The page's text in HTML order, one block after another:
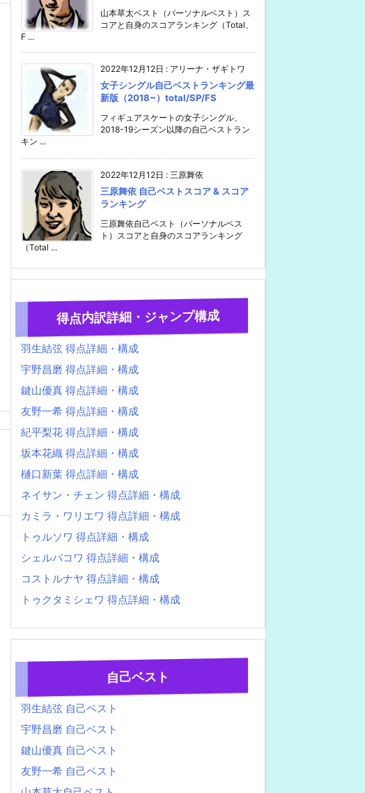
山本草太ベスト（パーソナルベスト）ス
コアと自身のスコアランキング（Total、
F ...
2022年12月12日 : アリーナ・ザギトワ
女子シングル自己ベストランキング最
新版（2018~）total/SP/FS
フィギュアスケートの女子シングル、
2018-19シーズン以降の自己ベストラン
キン ...
2022年12月12日 : 三原舞依
三原舞依 自己ベストスコア & スコア
ランキング
三原舞依自己ベスト（パーソナルベス
ト）スコアと自身のスコアランキング
（Total ...
得点内訳詳細・ジャンプ構成
羽生結弦 得点詳細・構成
宇野昌磨 得点詳細・構成
鍵山優真 得点詳細・構成
友野一希 得点詳細・構成
紀平梨花 得点詳細・構成
坂本花織 得点詳細・構成
樋口新葉 得点詳細・構成
ネイサン・チェン 得点詳細・構成
カミラ・ワリエワ 得点詳細・構成
トゥルソワ 得点詳細・構成
シェルバコワ 得点詳細・構成
コストルナヤ 得点詳細・構成
トゥクタミシェワ 得点詳細・構成
自己ベスト
羽生結弦 自己ベスト
宇野昌磨 自己ベスト
鍵山優真 自己ベスト
友野一希 自己ベスト